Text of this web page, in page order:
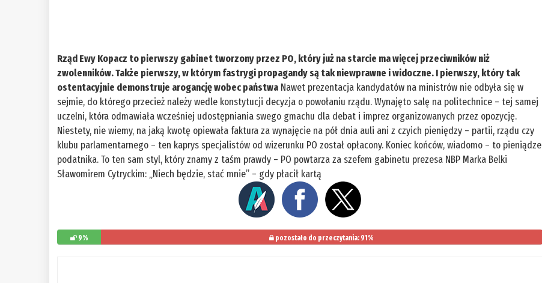
Rząd Ewy Kopacz to pierwszy gabinet tworzony przez PO, który już na starcie ma więcej przeciwników niż
zwolenników. Także pierwszy, w którym fastrygi propagandy są tak niewprawne i widoczne. I pierwszy, który tak
ostentacyjnie demonstruje arogancję wobec państwa Nawet prezentacja kandydatów na ministrów nie odbyła się w
sejmie, do którego przecież należy wedle konstytucji decyzja o powołaniu rządu. Wynajęto salę na politechnice – tej samej
uczelni, która odmawiała wcześniej udostępniania swego gmachu dla debat i imprez organizowanych przez opozycję.
Niestety, nie wiemy, na jaką kwotę opiewała faktura za wynajęcie na pół dnia auli ani z czyich pieniędzy – partii, rządu czy
klubu parlamentarnego – ten kaprys specjalistów od wizerunku PO został opłacony. Koniec końców, wiadomo – to pieniądze
podatnika. To ten sam styl, który znamy z taśm prawdy – PO powtarza za szefem gabinetu prezesa NBP Marka Belki
Sławomirem Cytryckim: „Niech będzie, stać mnie” – gdy płacił kartą
9% pozostało do przeczytania: 91%